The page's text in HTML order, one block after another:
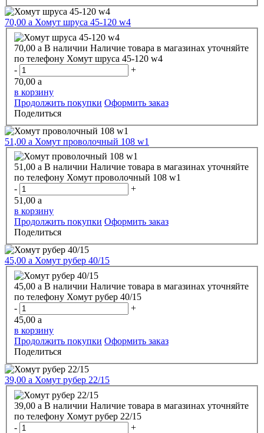
70,00 a Хомут шруса 45-120 w4
70,00 a В наличии Наличие товара в магазинах уточняйте
по телефону Хомут шруса 45-120 w4
-
+
70,00 a
в корзину
Продолжить покупки Оформить заказ
Поделиться
51,00 a Хомут проволочный 108 w1
51,00 a В наличии Наличие товара в магазинах уточняйте
по телефону Хомут проволочный 108 w1
-
+
51,00 a
в корзину
Продолжить покупки Оформить заказ
Поделиться
45,00 a Хомут рубер 40/15
45,00 a В наличии Наличие товара в магазинах уточняйте
по телефону Хомут рубер 40/15
-
+
45,00 a
в корзину
Продолжить покупки Оформить заказ
Поделиться
39,00 a Хомут рубер 22/15
39,00 a В наличии Наличие товара в магазинах уточняйте
по телефону Хомут рубер 22/15
-
+